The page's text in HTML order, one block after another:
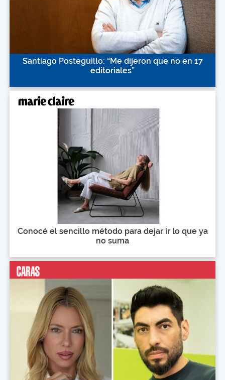
Santiago Posteguillo: “Me dijeron que no en 17
editoriales”
Conocé el sencillo método para dejar ir lo que ya
no suma